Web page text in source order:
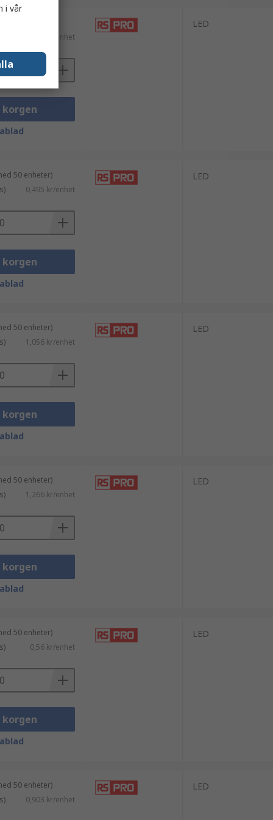
0,824 kr/enhet
korgen
LED
50 enheter)
0,495 kr/enhet
korgen
LED
50 enheter)
1,056 kr/enhet
korgen
LED
50 enheter)
1,266 kr/enhet
korgen
LED
50 enheter)
0,56 kr/enhet
korgen
LED
50 enheter)
0,903 kr/enhet
LED
i vår